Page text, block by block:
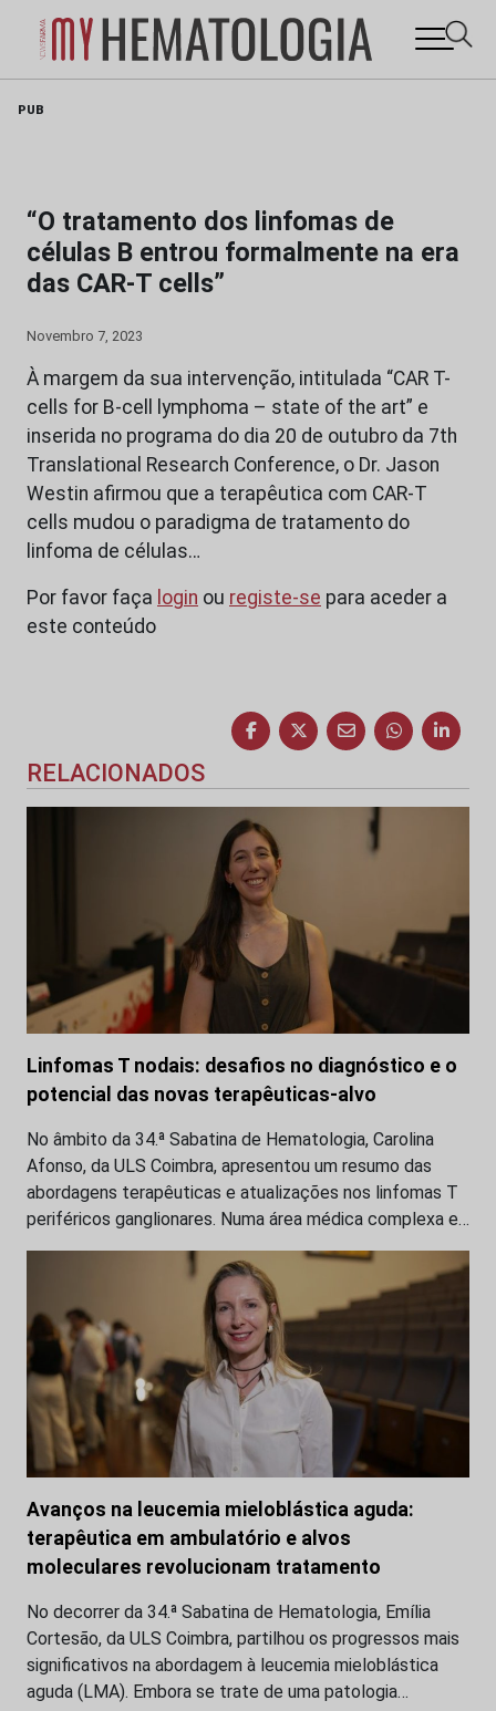
PUB
“O tratamento dos linfomas de
células B entrou formalmente na era
das CAR-T cells”
Novembro 7, 2023
À margem da sua intervenção, intitulada “CAR T-
cells for B-cell lymphoma – state of the art” e
inserida no programa do dia 20 de outubro da 7th
Translational Research Conference, o Dr. Jason
Westin afirmou que a terapêutica com CAR-T
cells mudou o paradigma de tratamento do
linfoma de células…
Por favor faça login ou registe-se para aceder a
este conteúdo
RELACIONADOS
Linfomas T nodais: desafios no diagnóstico e o
potencial das novas terapêuticas-alvo
No âmbito da 34.ª Sabatina de Hematologia, Carolina
Afonso, da ULS Coimbra, apresentou um resumo das
abordagens terapêuticas e atualizações nos linfomas T
periféricos ganglionares. Numa área médica complexa e…
Avanços na leucemia mieloblástica aguda:
terapêutica em ambulatório e alvos
moleculares revolucionam tratamento
No decorrer da 34.ª Sabatina de Hematologia, Emília
Cortesão, da ULS Coimbra, partilhou os progressos mais
significativos na abordagem à leucemia mieloblástica
aguda (LMA). Embora se trate de uma patologia…